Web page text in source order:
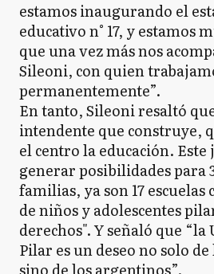
estamos inaugurando el
educativo n° 17, y estamos
que una vez más nos
Sileoni, con quien
permanentemente”.
En tanto, Sileoni resaltó
intendente que construye,
el centro la educación.
generar posibilidades para
familias, ya son 17
de niños y adolescentes
derechos". Y señaló que
Pilar es un deseo no solo
sino de los argentinos”.